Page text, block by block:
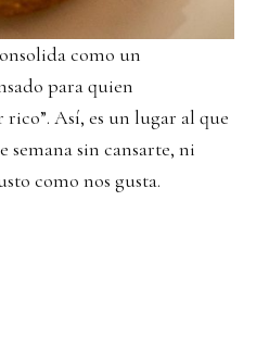
como un
para quien
rico”. Así, es un lugar al que
semana sin cansarte, ni
como nos gusta.